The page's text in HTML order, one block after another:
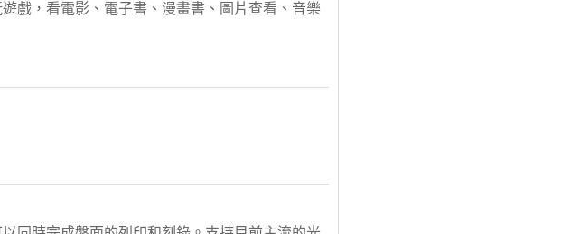
戲，看電影、電子書、漫畫書、圖片查看、音樂